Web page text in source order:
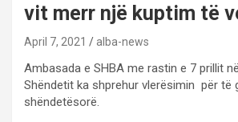
vit merr një kuptim të
April 7, 2021 alba-news
Ambasada e SHBA me rastin e 7 prillit
Shëndetit ka shprehur vlerësimin për të
shëndetësorë.